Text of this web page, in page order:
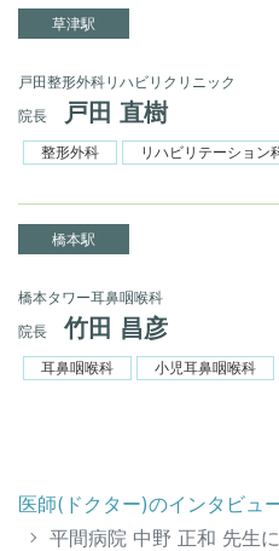
草津駅
戸田整形外科リハビリクリニック
院長
戸田 直樹
整形外科 リハビリテーション
橋本駅
橋本タワー耳鼻咽喉科
院長
竹田 昌彦
耳鼻咽喉科 小児耳鼻咽喉科
医師(ドクター)のインタビュ
平間病院 中野 正和 先生